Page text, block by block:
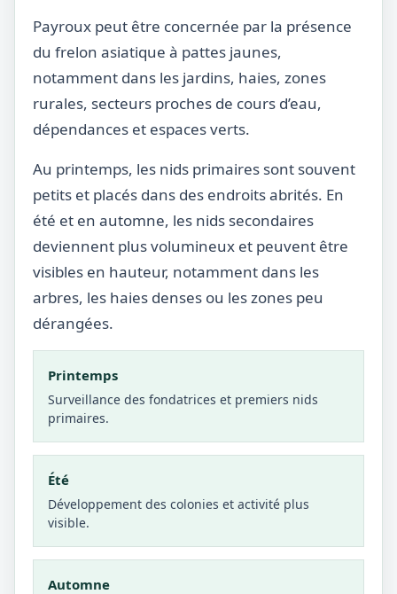
Payroux peut être concernée par la présence
du frelon asiatique à pattes jaunes,
notamment dans les jardins, haies, zones
rurales, secteurs proches de cours d’eau,
dépendances et espaces verts.
Au printemps, les nids primaires sont souvent
petits et placés dans des endroits abrités. En
été et en automne, les nids secondaires
deviennent plus volumineux et peuvent être
visibles en hauteur, notamment dans les
arbres, les haies denses ou les zones peu
dérangées.
Printemps
Surveillance des fondatrices et premiers nids
primaires.
Été
Développement des colonies et activité plus
visible.
Automne